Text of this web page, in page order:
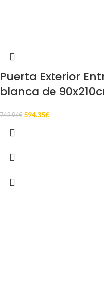
Puerta Exterior
blanca de
742.94€ 594.35€